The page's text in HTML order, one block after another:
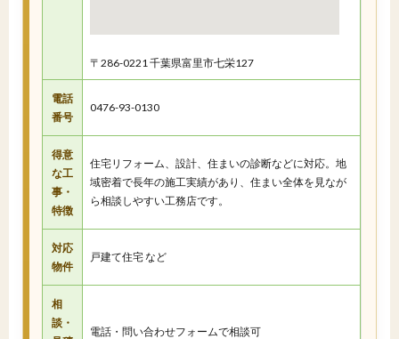
〒286-0221 千葉県富里市七栄127
電話
番号
0476-93-0130
得意
な工
事・
特徴
住宅リフォーム、設計、住まいの診断などに対応。地
域密着で長年の施工実績があり、住まい全体を見なが
ら相談しやすい工務店です。
対応
物件
戸建て住宅 など
相
談・
電話・問い合わせフォームで相談可